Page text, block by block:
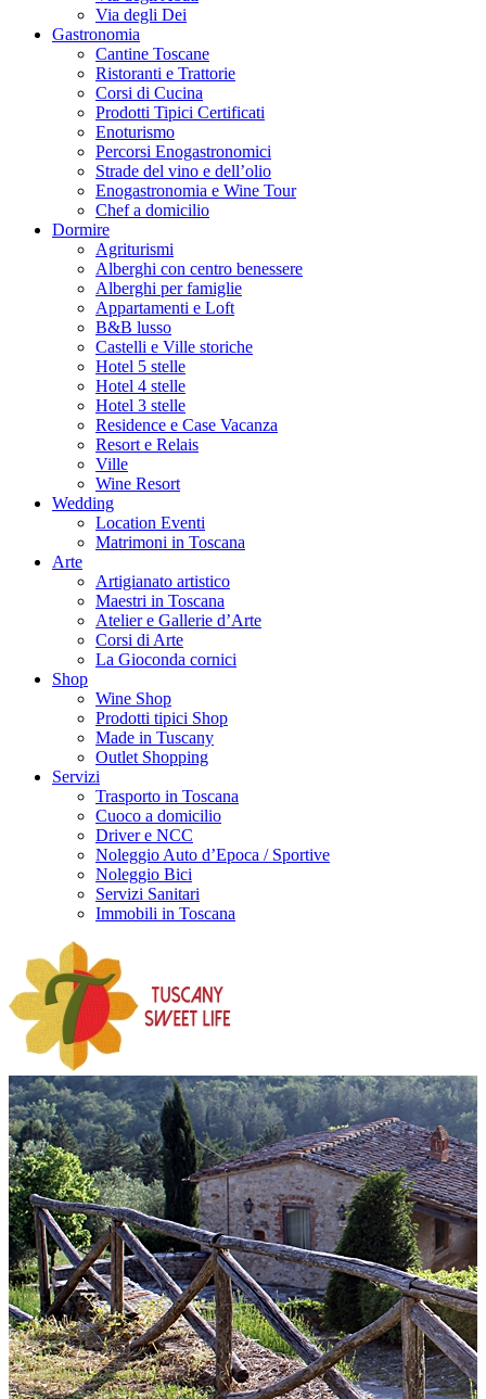
Via degli Dei
Gastronomia
Cantine Toscane
Ristoranti e Trattorie
Corsi di Cucina
Prodotti Tipici Certificati
Enoturismo
Percorsi Enogastronomici
Strade del vino e dell’olio
Enogastronomia e Wine Tour
Chef a domicilio
Dormire
Agriturismi
Alberghi con centro benessere
Alberghi per famiglie
Appartamenti e Loft
B&B lusso
Castelli e Ville storiche
Hotel 5 stelle
Hotel 4 stelle
Hotel 3 stelle
Residence e Case Vacanza
Resort e Relais
Ville
Wine Resort
Wedding
Location Eventi
Matrimoni in Toscana
Arte
Artigianato artistico
Maestri in Toscana
Atelier e Gallerie d’Arte
Corsi di Arte
La Gioconda cornici
Shop
Wine Shop
Prodotti tipici Shop
Made in Tuscany
Outlet Shopping
Servizi
Trasporto in Toscana
Cuoco a domicilio
Driver e NCC
Noleggio Auto d’Epoca / Sportive
Noleggio Bici
Servizi Sanitari
Immobili in Toscana